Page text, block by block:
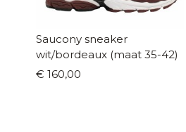
Saucony sneaker
wit/bordeaux (maat 35-42)
€ 160,00